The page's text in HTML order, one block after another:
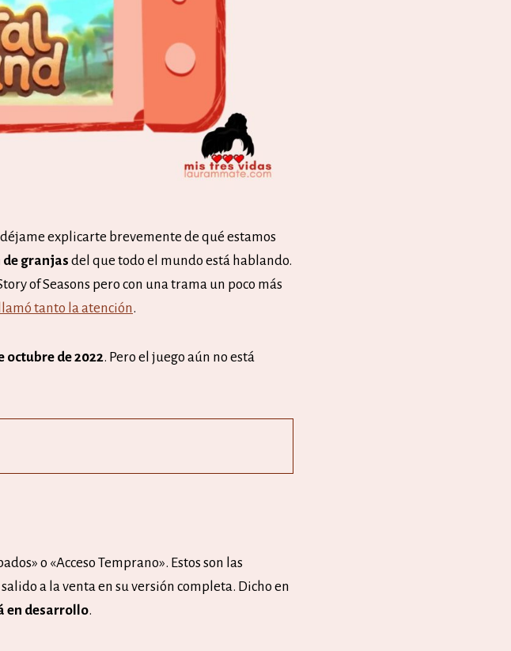
explicarte brevemente de qué estamos
de granjas del que todo el mundo está hablando.
of Seasons pero con una trama un poco más
tanto la atención.
octubre de 2022. Pero el juego aún no está
o «Acceso Temprano». Estos son las
a la venta en su versión completa. Dicho en
en desarrollo.